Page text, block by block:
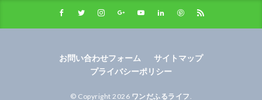
お問い合わせフォーム
サイトマップ
プライバシーポリシー
© Copyright 2026 ワンだふるライフ.